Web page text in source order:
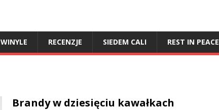
WINYLE RECENZJE SIEDEM CALI REST IN PEACE
Brandy w dziesięciu kawałkach